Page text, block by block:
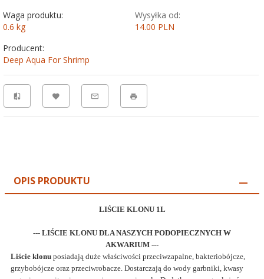
Waga produktu:
0.6 kg
Wysyłka od:
14.00 PLN
Producent:
Deep Aqua For Shrimp
OPIS PRODUKTU
LIŚCIE KLONU 1L
--- LIŚCIE KLONU DLA NASZYCH PODOPIECZNYCH W
AKWARIUM ---
Liście klonu posiadają duże właściwości przeciwzapalne, bakteriobójcze,
grzybobójcze oraz przeciwrobacze. Dostarczają do wody garbniki, kwasy